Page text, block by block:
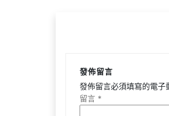
發佈留言
發佈留言必須填寫的電子
留言 *